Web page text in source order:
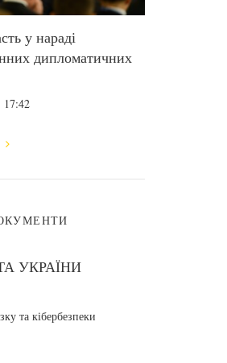
у нараді
дипломатичних
17:42
УКРАЇНИ
та кібербезпеки